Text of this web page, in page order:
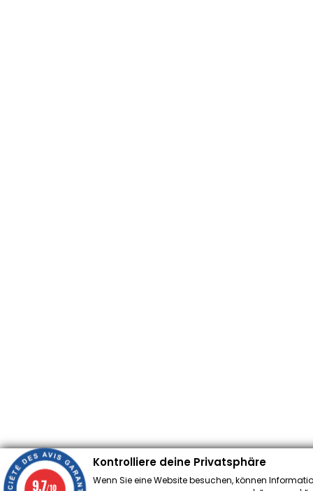
Kontrolliere deine Privatsphäre
Wenn Sie eine Website besuchen, können
9.7/10